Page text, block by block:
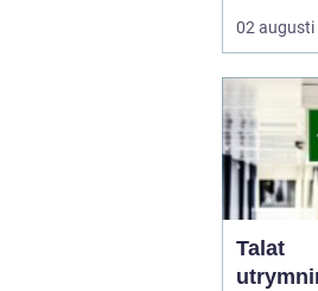
formas
samtal
02 augusti
Talat